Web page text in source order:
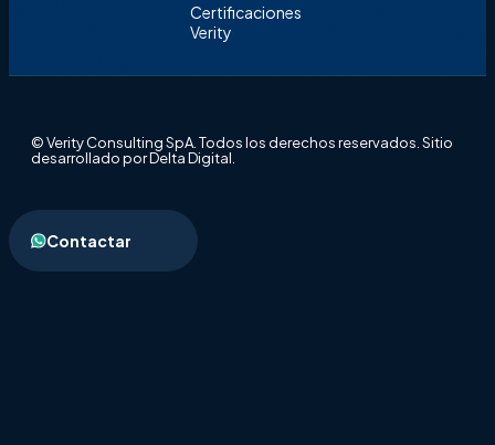
Certificaciones
Verity
© Verity Consulting SpA. Todos los derechos reservados. Sitio
desarrollado por Delta Digital.
Contactar